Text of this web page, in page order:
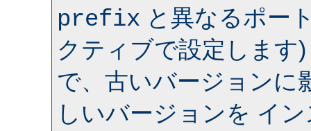
prefix と異なるポー
クティブで設定します
で、古いバージョンに
しいバージョンを イ